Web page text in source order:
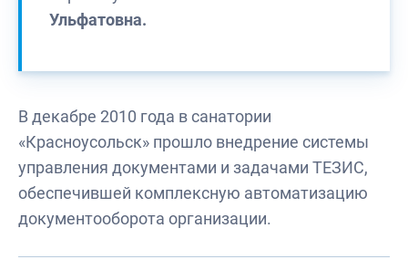
Ульфатовна.
В декабре 2010 года в санатории
«Красноусольск» прошло внедрение системы
управления документами и задачами ТЕЗИС,
обеспечившей комплексную автоматизацию
документооборота организации.